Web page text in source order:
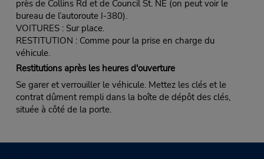
près de Collins Rd et de Council St. NE (on peut voir le
bureau de l’autoroute I-380).
VOITURES : Sur place.
RESTITUTION : Comme pour la prise en charge du
véhicule.
Restitutions après les heures d'ouverture
Se garer et verrouiller le véhicule. Mettez les clés et le
contrat dûment rempli dans la boîte de dépôt des clés,
située à côté de la porte.